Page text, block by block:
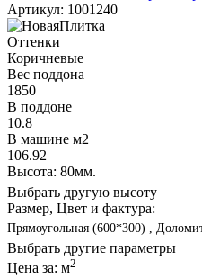
Артикул: 1001240
Оттенки
Коричневые
Вес поддона
1850
В поддоне
10.8
В машине м2
106.92
Высота: 80мм.
Выбрать другую высоту
Размер, Цвет и фактура:
Прямоугольная (600*300) ,
Выбрать другие параметры
Цена за: м2